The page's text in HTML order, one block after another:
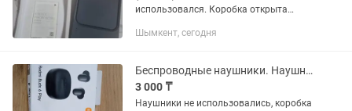
использовался. Коробка открыта
комплект, есть чек. Заряжает 2
Поддерживает...
Шымкент, сегодня
Беспроводные наушники. Наушники Redmo Buds 6 Play
3 000 ₸
Наушники не использовались, коробка